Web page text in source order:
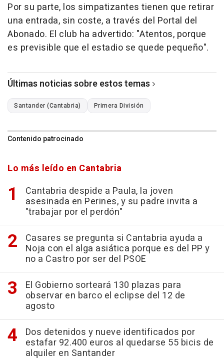
Por su parte, los simpatizantes tienen que retirar
una entrada, sin coste, a través del Portal del
Abonado. El club ha advertido: "Atentos, porque
es previsible que el estadio se quede pequeño".
Últimas noticias sobre estos temas
Santander (Cantabria) Primera División
Contenido patrocinado
Lo más leído en Cantabria
Cantabria despide a Paula, la joven
asesinada en Perines, y su padre invita a
"trabajar por el perdón"
Casares se pregunta si Cantabria ayuda a
Noja con el alga asiática porque es del PP y
no a Castro por ser del PSOE
El Gobierno sorteará 130 plazas para
observar en barco el eclipse del 12 de
agosto
Dos detenidos y nueve identificados por
estafar 92.400 euros al quedarse 55 bicis de
alquiler en Santander